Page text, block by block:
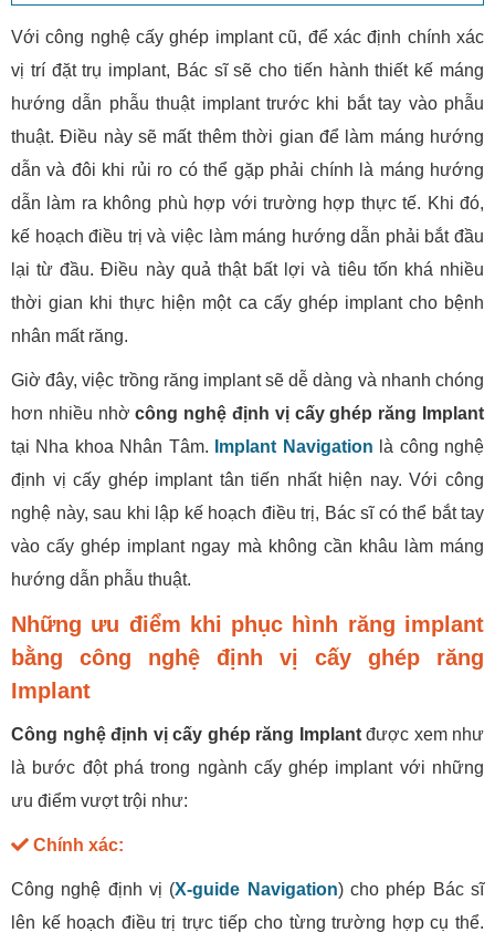
Với công nghệ cấy ghép implant cũ, để xác định chính xác
vị trí đặt trụ implant, Bác sĩ sẽ cho tiến hành thiết kế máng
hướng dẫn phẫu thuật implant trước khi bắt tay vào phẫu
thuật. Điều này sẽ mất thêm thời gian để làm máng hướng
dẫn và đôi khi rủi ro có thể gặp phải chính là máng hướng
dẫn làm ra không phù hợp với trường hợp thực tế. Khi đó,
kế hoạch điều trị và việc làm máng hướng dẫn phải bắt đầu
lại từ đầu. Điều này quả thật bất lợi và tiêu tốn khá nhiều
thời gian khi thực hiện một ca cấy ghép implant cho bệnh
nhân mất răng.
Giờ đây, việc trồng răng implant sẽ dễ dàng và nhanh chóng
hơn nhiều nhờcông nghệ định vị cấy ghép răng Implant
tại Nha khoa Nhân Tâm.
Implant Navigation là công nghệ
định vị cấy ghép implant tân tiến nhất hiện nay. Với công
nghệ này, sau khi lập kế hoạch điều trị, Bác sĩ có thể bắt tay
vào cấy ghép implant ngay mà không cần khâu làm máng
hướng dẫn phẫu thuật.
Những ưu điểm khi phục hình răng implant
bằng công nghệ định vị cấy ghép răng
Implant
Công nghệ định vị cấy ghép răng Implantđược xem như
là bước đột phá trong ngành cấy ghép implant với những
ưu điểm vượt trội như:
Chính xác:
Công nghệ định vị (X-guide Navigation) cho phép Bác sĩ
lên kế hoạch điều trị trực tiếp cho từng trường hợp cụ thể.